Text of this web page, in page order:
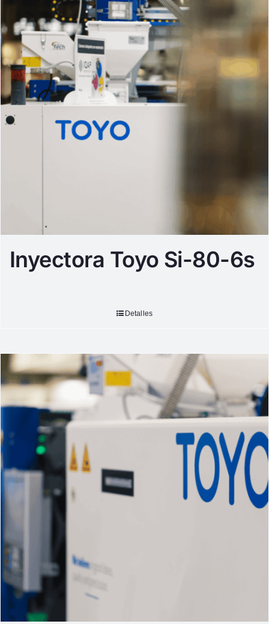
Inyectora Toyo Si-80-6s
Detalles